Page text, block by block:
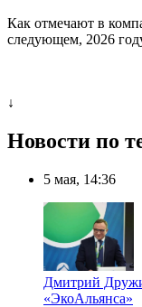
Как отмечают в
следующем, 2026
↓
Новости по
5 мая, 14:36
Дмитрий
«ЭкоАльянса»